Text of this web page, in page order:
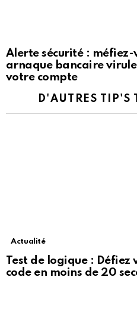
Alerte sécurité : méfiez-
arnaque bancaire
votre compte
D'AUTRES TIP'S
Actualité
Test de logique : Défiez
code en moins de 20